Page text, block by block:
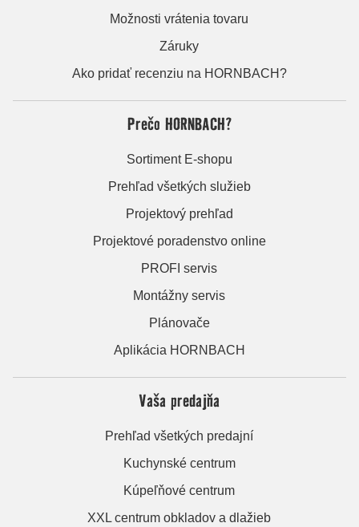
Možnosti vrátenia tovaru
Záruky
Ako pridať recenziu na HORNBACH?
Prečo HORNBACH?
Sortiment E-shopu
Prehľad všetkých služieb
Projektový prehľad
Projektové poradenstvo online
PROFI servis
Montážny servis
Plánovače
Aplikácia HORNBACH
Vaša predajňa
Prehľad všetkých predajní
Kuchynské centrum
Kúpeľňové centrum
XXL centrum obkladov a dlažieb